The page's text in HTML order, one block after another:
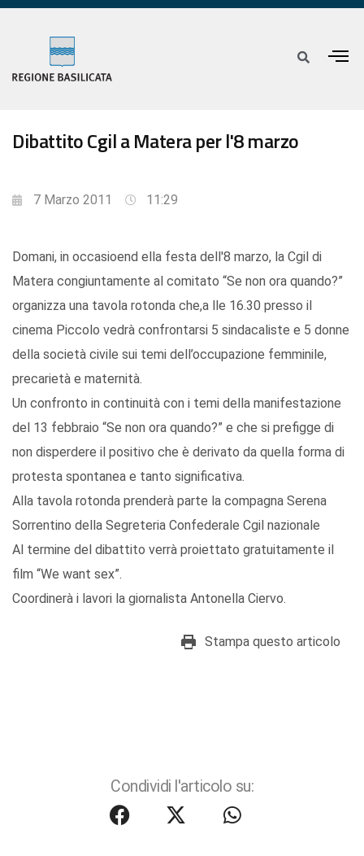
Dibattito Cgil a Matera per l'8 marzo
7 Marzo 2011 11:29
Domani, in occasioend ella festa dell'8 marzo, la Cgil di
Matera congiuntamente al comitato “Se non ora quando?”
organizza una tavola rotonda che,a lle 16.30 presso il
cinema Piccolo vedrà confrontarsi 5 sindacaliste e 5 donne
della società civile sui temi dell’occupazione femminile,
precarietà e maternità.
Un confronto in continuità con i temi della manifestazione
del 13 febbraio “Se non ora quando?” e che si prefigge di
non disperdere il positivo che è derivato da quella forma di
protesta spontanea e tanto significativa.
Alla tavola rotonda prenderà parte la compagna Serena
Sorrentino della Segreteria Confederale Cgil nazionale
Al termine del dibattito verrà proiettato gratuitamente il
film “We want sex”.
Coordinerà i lavori la giornalista Antonella Ciervo.
Stampa questo articolo
Condividi l'articolo su: